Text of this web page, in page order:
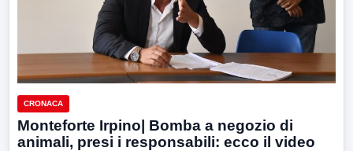
CRONACA
Monteforte Irpino| Bomba a negozio di
animali, presi i responsabili: ecco il video